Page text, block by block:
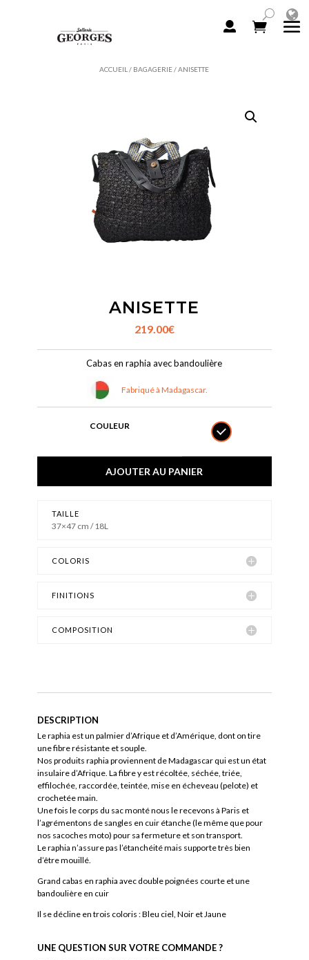
ACCUEIL/ BAGAGERIE/ ANISETTE
ANISETTE
219.00€
Cabas en raphia avec bandoulière
Fabriqué à Madagascar.
COULEUR
AJOUTER AU PANIER
TAILLE
37×47 cm / 18L
COLORIS
FINITIONS
COMPOSITION
DESCRIPTION
Le raphia est un palmier d’Afrique et d’Amérique, dont on tire
une fibre résistante et souple.
Nos produits raphia proviennent de Madagascar qui est un état
insulaire d’Afrique. La fibre y est récoltée, séchée, triée,
effilochée, raccordée, teintée, mise en écheveau (pelote) et
crochetée main.
Une fois le corps du sac monté nous le recevons à Paris et
l’agrémentons de sangles en cuir étanche (le même que pour
nos sacoches moto) pour sa fermeture et son transport.
Le raphia n’assure pas l’étanchéité mais supporte très bien
d’être mouillé.
Grand cabas en raphia avec double poignées courte et une
bandoulière en cuir
Il se décline en trois coloris : Bleu ciel, Noir et Jaune
UNE QUESTION SUR VOTRE COMMANDE ?